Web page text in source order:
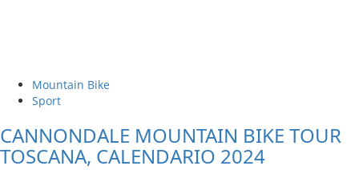
Mountain Bike
Sport
CANNONDALE MOUNTAIN BIKE TOUR
TOSCANA, CALENDARIO 2024